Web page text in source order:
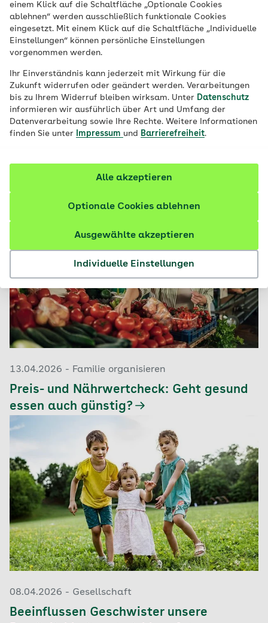
einem Klick auf die Schaltfläche „Optionale Cookies
ablehnen“ werden ausschließlich funktionale Cookies
eingesetzt. Mit einem Klick auf die Schaltfläche „Individuelle
Einstellungen“ können persönliche Einstellungen
vorgenommen werden.
Ihr Einverständnis kann jederzeit mit Wirkung für die
Zukunft widerrufen oder geändert werden. Verarbeitungen
bis zu Ihrem Widerruf bleiben wirksam. Unter Datenschutz
informieren wir ausführlich über Art und Umfang der
Datenverarbeitung sowie Ihre Rechte. Weitere Informationen
finden Sie unter
Impressum und Barrierefreiheit.
Individuelle Einstellungen
Ausgewählte akzeptieren
Optionale Cookies ablehnen
Alle akzeptieren
Interaktiver Ratgeber: ePA unterstützt
Unser Ratgeber im Scrolly-Format zeigt Ihnen,
welche Vorteile die elektronische Patientenakte
(ePA) für pflegende Angehörige hat.
119 Artikel zu Familie organisieren
13.04.2026 - Familie organisieren
Preis- und Nährwertcheck: Geht gesund
essen auch günstig?
08.04.2026 - Gesellschaft
Beeinflussen Geschwister unsere